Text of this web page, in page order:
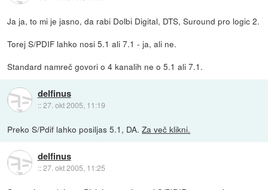
Ja ja, to mi je jasno, da rabi Dolbi Digital, DTS, Suround pro logic 2.
Torej S/PDIF lahko nosi 5.1 ali 7.1 - ja, ali ne.
Standard namreč govori o 4 kanalih ne o 5.1 ali 7.1.
delfinus
::27. okt 2005, 11:19
Preko S/Pdif lahko posiljas 5.1, DA.Za več klikni.
delfinus
::27. okt 2005, 11:25